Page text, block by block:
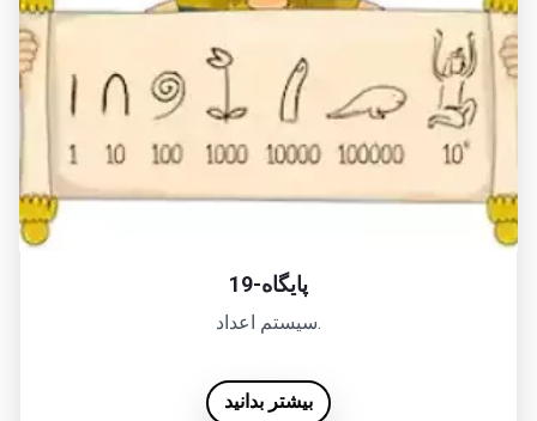
پایگاه-19
سیستم اعداد.
بیشتر بدانید